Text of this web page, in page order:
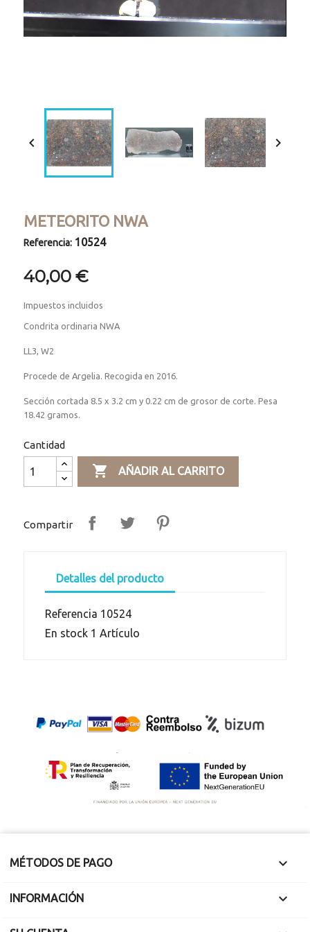
 
METEORITO NWA
Referencia: 10524
40,00 €
Impuestos incluidos
Condrita ordinaria NWA
LL3, W2
Procede de Argelia. Recogida en 2016.
Sección cortada 8.5 x 3.2 cm y 0.22 cm de grosor de corte. Pesa
18.42 gramos.
Cantidad
 AÑADIR AL CARRITO
Compartir
Detalles del producto
Referencia 10524
En stock 1 Artículo
MÉTODOS DE PAGO 
INFORMACIÓN 